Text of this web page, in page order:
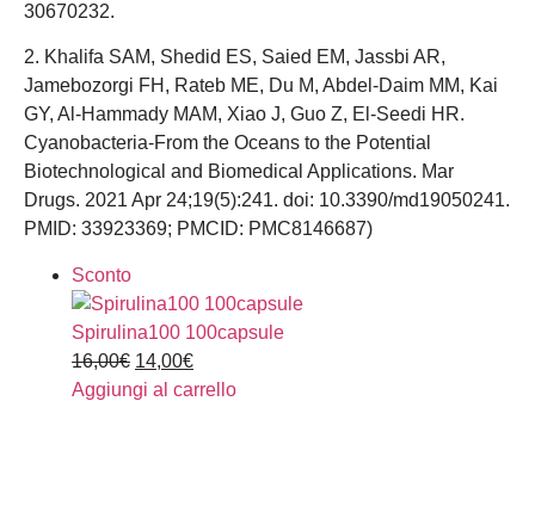
30670232.
2. Khalifa SAM, Shedid ES, Saied EM, Jassbi AR,
Jamebozorgi FH, Rateb ME, Du M, Abdel-Daim MM, Kai
GY, Al-Hammady MAM, Xiao J, Guo Z, El-Seedi HR.
Cyanobacteria-From the Oceans to the Potential
Biotechnological and Biomedical Applications. Mar
Drugs. 2021 Apr 24;19(5):241. doi: 10.3390/md19050241.
PMID: 33923369; PMCID: PMC8146687)
Sconto
Spirulina100 100capsule
16,00€ 14,00€
Aggiungi al carrello